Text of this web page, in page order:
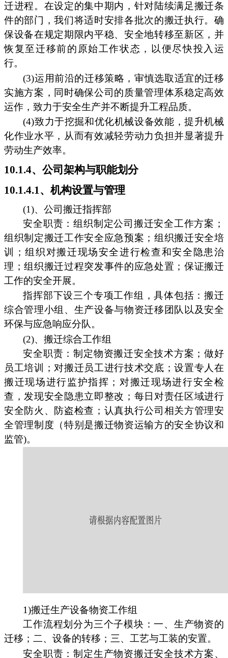
迁进程。在设定的集中期内，针对陆续满足搬迁条
件的部门，我们将适时安排各批次的搬迁执行。确
保设备在规定期限内平稳、安全地转移至新区，并
恢复至迁移前的原始工作状态，以便尽快投入运
行。
(3)运用前沿的迁移策略，审慎选取适宜的迁移
实施方案，同时确保公司的质量管理体系稳定高效
运作，致力于安全生产并不断提升工程品质。
(4)致力于挖掘和优化机械设备效能，提升机械
化作业水平，从而有效减轻劳动力负担并显著提升
劳动生产效率。
10.1.4、公司架构与职能划分
10.1.4.1、机构设置与管理
(1)、公司搬迁指挥部
安全职责：组织制定公司搬迁安全工作方案；
组织制定搬迁工作安全应急预案；组织搬迁安全培
训；组织对搬迁现场安全进行检查和安全隐患治
理；组织搬迁过程突发事件的应急处置；保证搬迁
工作的安全开展。
指挥部下设三个专项工作组，具体包括：搬迁
综合管理小组、生产设备与物资迁移团队以及安全
环保与应急响应分队。
(2)、搬迁综合工作组
安全职责：制定物资搬迁安全技术方案；做好
员工培训；对搬迁员工进行技术交底；设置专人在
搬迁现场进行监护指挥；对搬迁现场进行安全检
查，发现安全隐患立即整改；每日对责任区域进行
安全防火、防盗检查；认真执行公司相关方管理安
全管理制度（特别是搬迁物资运输方的安全协议和
监管)。
1)搬迁生产设备物资工作组
工作流程划分为三个子模块：一、生产物资的
迁移；二、设备的转移；三、工艺与工装的安置。
安全职责：制定生产物资搬迁安全技术方案、